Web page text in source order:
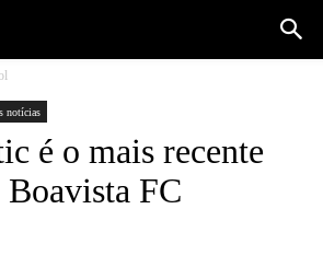
notícias
é o mais recente
FC